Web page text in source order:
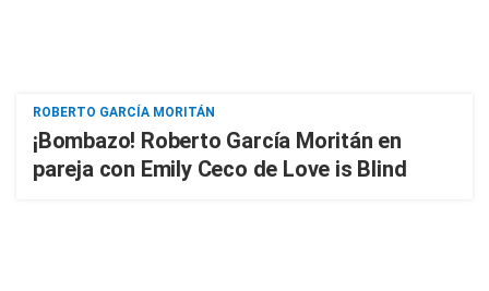
ROBERTO GARCÍA MORITÁN
¡Bombazo! Roberto García Moritán en
pareja con Emily Ceco de Love is Blind